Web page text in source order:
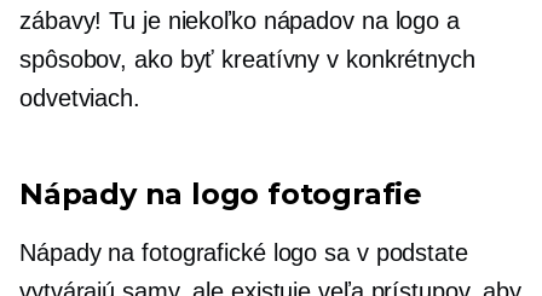
zábavy! Tu je niekoľko nápadov na logo a
spôsobov, ako byť kreatívny v konkrétnych
odvetviach.
Nápady na logo fotografie
Nápady na fotografické logo sa v podstate